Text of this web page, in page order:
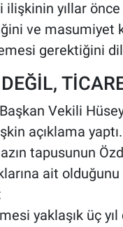
yıllar önce
ve masumiyet
gerektiğini
Vekili
açıklama
tapusunun
ait
yaklaşık üç yıl